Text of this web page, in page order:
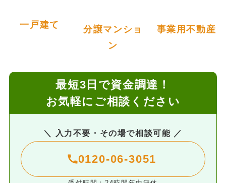
一戸建て
分譲マンショ
ン
事業用不動産
最短3日で資金調達！
お気軽にご相談ください
＼ 入力不要・その場で相談可能 ／
0120-06-3051